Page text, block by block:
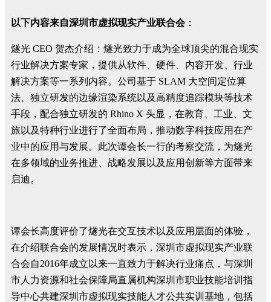
以下内容来自深圳市虚拟现实产业联合会：
燧光 CEO 贺杰介绍：燧光致力于成为全球顶尖的混合现实
行业解决方案专家，提供从软件、硬件、内容开发、行业
解决方案等一系列内容。公司基于 SLAM 大空间定位算
法、独立研发的边缘渲染系统以及高精度追踪模块等技术
手段，配合独立研发的 Rhino X 头显，在教育、工业、文
旅以及特种行业进行了全面布局，推动数字科技应用在产
业中的应用与发展。此次谭会长一行的考察交流，为燧光
在多领域的业务推进、战略发展以及应用创新等方面带来
启迪。
谭会长高度评价了燧光在交互技术以及应用层面的体验，
在介绍联合会的发展情况时表示，深圳市虚拟现实产业联
合会自2016年成立以来一直致力于解决行业痛点，与深圳
市人力资源和社会保障局直属机构深圳市职业技能培训指
导中心共建深圳市虚拟现实技能人才公共实训基地，包括